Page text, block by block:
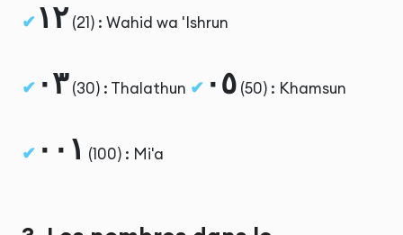
٢١ (21) : Wahid wa 'Ishrun
٣٠ (30) : Thalathun ٥٠ (50) : Khamsun
١٠٠ (100) : Mi'a